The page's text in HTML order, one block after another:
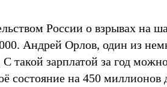
России о взрывах на
Андрей Орлов, один из
С такой зарплатой за год
состояние на 450